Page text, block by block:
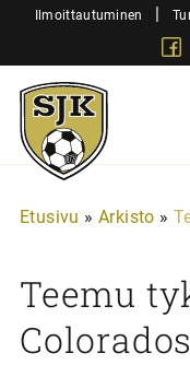
SiirryIlmoittautuminen |
Sjk-
Juniorit
Etusivu » Arkisto »
Teemu